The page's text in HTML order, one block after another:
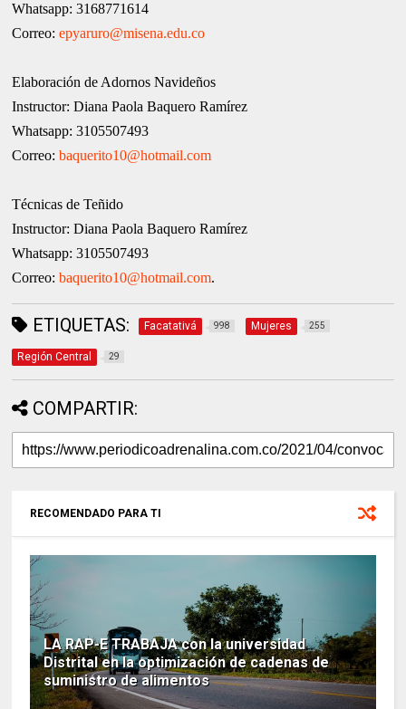
Whatsapp: 3168771614
Correo:epyaruro@misena.edu.co
Elaboración de Adornos Navideños
Instructor: Diana Paola Baquero Ramírez
Whatsapp: 3105507493
Correo:baquerito10@hotmail.com
Técnicas de Teñido
Instructor: Diana Paola Baquero Ramírez
Whatsapp: 3105507493
Correo:baquerito10@hotmail.com.
ETIQUETAS: Facatativá 998 Mujeres 255
Región Central 29
COMPARTIR:
RECOMENDADO PARA TI
LA RAP-E TRABAJA con la universidad
Distrital en la optimización de cadenas de
suministro de alimentos